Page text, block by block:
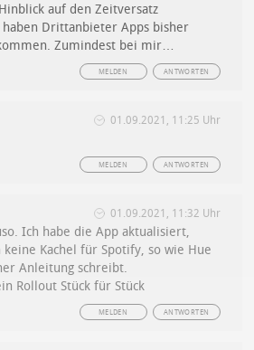
auf den Zeitversatz
Drittanbieter Apps bisher
Zumindest bei mir…
ANTWORTEN
MELDEN
01.09.2021, 11:25 Uhr
ANTWORTEN
MELDEN
01.09.2021, 11:32 Uhr
Ich habe die App aktualisiert,
Kachel für Spotify, so wie Hue
Anleitung schreibt.
Rollout Stück für Stück
ANTWORTEN
MELDEN